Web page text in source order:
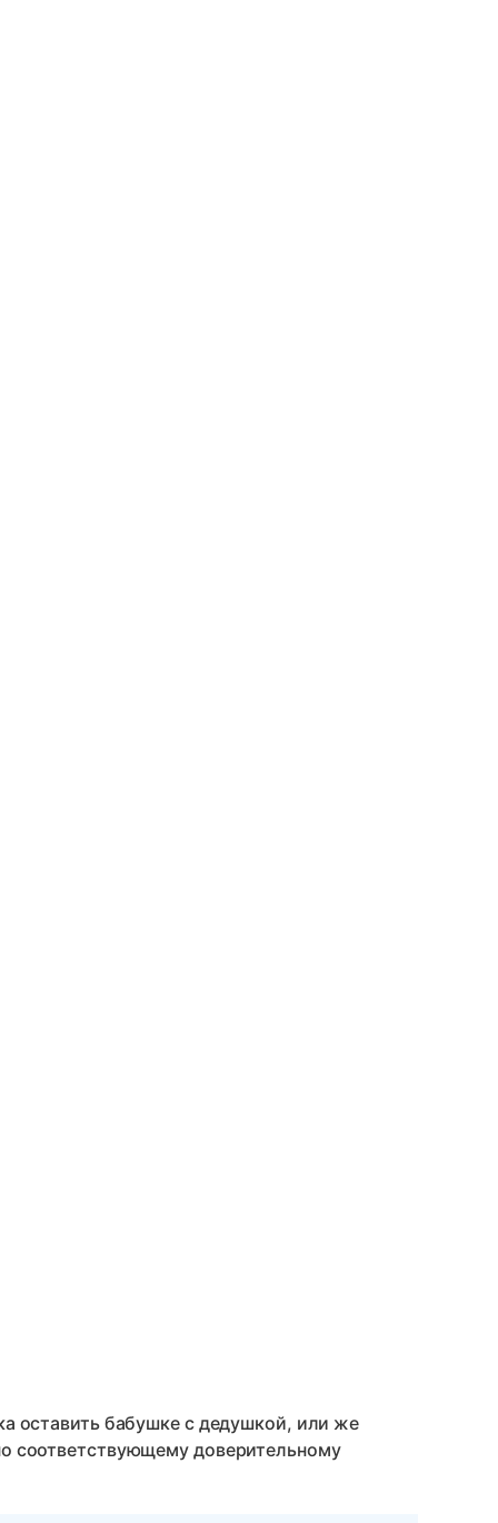
оставить бабушке с дедушкой, или же
соответствующему доверительному